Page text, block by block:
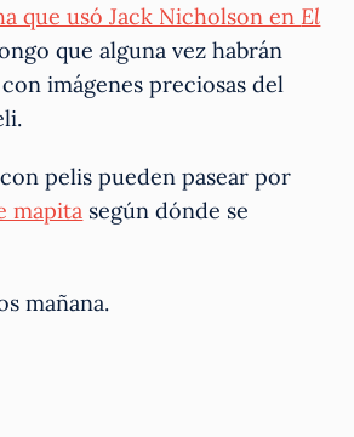
que usó Jack Nicholson enEl
que alguna vez habrán
con imágenes preciosas del
pelis pueden pasear por
mapita según dónde se
mañana.